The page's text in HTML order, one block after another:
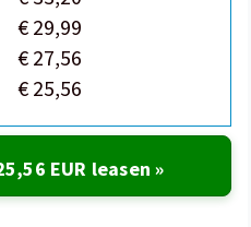
€ 29,99
€ 27,56
€ 25,56
EUR leasen »